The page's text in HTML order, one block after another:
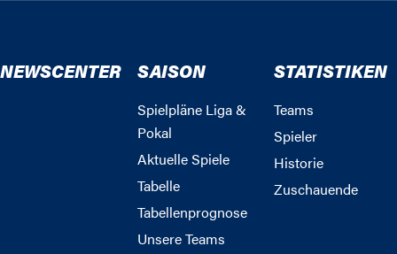
NEWSCENTER SAISON
Spielpläne Liga &
Pokal
Aktuelle Spiele
Tabelle
Tabellenprognose
Unsere Teams
STATISTIKEN
Teams
Spieler
Historie
Zuschauende